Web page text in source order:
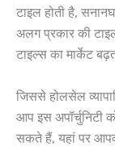
टाइल होती है,
अलग प्रकार की
टाइल्स का मार्केट
जिससे होलसेल
आप इस अपॉर्चुनिटी
सकते हैं, यहां पर